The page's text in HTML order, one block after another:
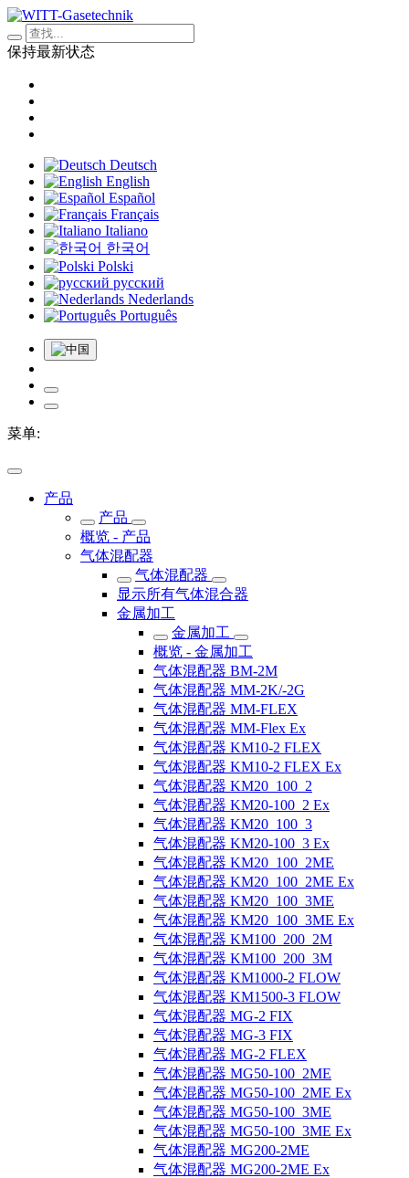
保持最新状态
Deutsch
English
Español
Français
Italiano
한국어
Polski
русский
Nederlands
Português
菜单:
产品
产品
概览 - 产品
气体混配器
气体混配器
显示所有气体混合器
金属加工
金属加工
概览 - 金属加工
气体混配器 BM-2M
气体混配器 MM-2K/-2G
气体混配器 MM-FLEX
气体混配器 MM-Flex Ex
气体混配器 KM10-2 FLEX
气体混配器 KM10-2 FLEX Ex
气体混配器 KM20_100_2
气体混配器 KM20-100_2 Ex
气体混配器 KM20_100_3
气体混配器 KM20-100_3 Ex
气体混配器 KM20_100_2ME
气体混配器 KM20_100_2ME Ex
气体混配器 KM20_100_3ME
气体混配器 KM20_100_3ME Ex
气体混配器 KM100_200_2M
气体混配器 KM100_200_3M
气体混配器 KM1000-2 FLOW
气体混配器 KM1500-3 FLOW
气体混配器 MG-2 FIX
气体混配器 MG-3 FIX
气体混配器 MG-2 FLEX
气体混配器 MG50-100_2ME
气体混配器 MG50-100_2ME Ex
气体混配器 MG50-100_3ME
气体混配器 MG50-100_3ME Ex
气体混配器 MG200-2ME
气体混配器 MG200-2ME Ex